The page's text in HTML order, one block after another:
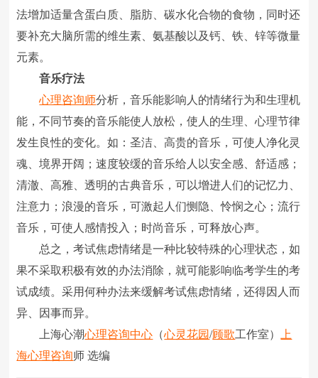
法增加适量含蛋白质、脂肪、碳水化合物的食物，同时还
要补充大脑所需的维生素、氨基酸以及钙、铁、锌等微量
元素。
音乐疗法
心理咨询师分析，音乐能影响人的情绪行为和生理机
能，不同节奏的音乐能使人放松，使人的生理、心理节律
发生良性的变化。如：圣洁、高贵的音乐，可使人净化灵
魂、境界开阔；速度较缓的音乐给人以安全感、舒适感；
清澈、高雅、透明的古典音乐，可以增进人们的记忆力、
注意力；浪漫的音乐，可激起人们恻隐、怜悯之心；流行
音乐，可使人感情投入；时尚音乐，可释放心声。
总之，考试焦虑情绪是一种比较特殊的心理状态，如
果不采取积极有效的办法消除，就可能影响临考学生的考
试成绩。采用何种办法来缓解考试焦虑情绪，还得因人而
异、因事而异。
上海心潮心理咨询中心 （心灵花园/顾歌工作室）
上
海心理咨询师 选编